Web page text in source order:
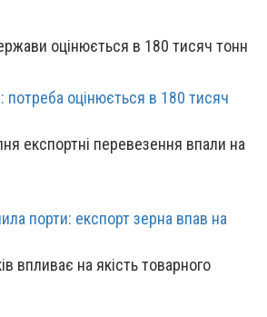
потреба оцінюється в 180 тисяч
порти: експорт зерна впав на